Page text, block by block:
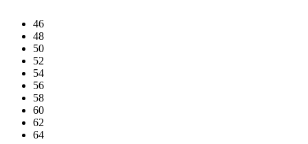
46
48
50
52
54
56
58
60
62
64